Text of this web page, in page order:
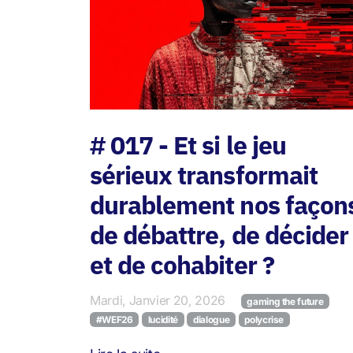
# 017 - Et si le jeu
sérieux transformait
durablement nos
de débattre, de décider
et de cohabiter ?
Mardi, Janvier 20, 2026
gaming the future
#WEF26
lucidité dialogue polycrise